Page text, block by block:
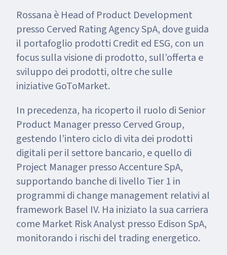
Rossana è Head of Product Development
presso Cerved Rating Agency SpA, dove guida
il portafoglio prodotti Credit ed ESG, con un
focus sulla visione di prodotto, sull’offerta e
sviluppo dei prodotti, oltre che sulle
iniziative GoToMarket.
In precedenza, ha ricoperto il ruolo di Senior
Product Manager presso Cerved Group,
gestendo l’intero ciclo di vita dei prodotti
digitali per il settore bancario, e quello di
Project Manager presso Accenture SpA,
supportando banche di livello Tier 1 in
programmi di change management relativi al
framework Basel IV. Ha iniziato la sua carriera
come Market Risk Analyst presso Edison SpA,
monitorando i rischi del trading energetico.